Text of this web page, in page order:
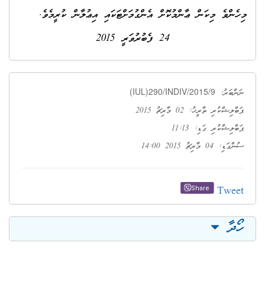
މިހެންވެ މިކަން ޢާންމުކޮށް އެންގުމަށްޓަކައި އިޢުލާން ކުރީމެވެ.
24 ފެބުރުވަރީ 2015
ނަންބަރު: (IUL)290/INDIV/2015/9
ޕަބްލިޝްކުރި ތާރީޚު: 02 މާރިޗު 2015
ޕަބްލިޝްކުރި ގަޑި: 11:13
ސުންގަޑި: 04 މާރިޗު 2015 14:00
Tweet
Share
ހޯދާ